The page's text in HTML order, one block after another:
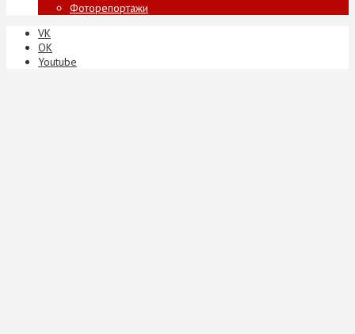
Фоторепортажи
VK
ОК
Youtube